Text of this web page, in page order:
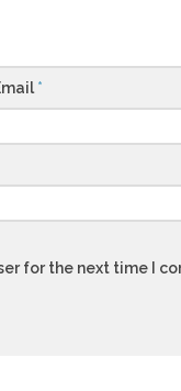
*
for the next time I